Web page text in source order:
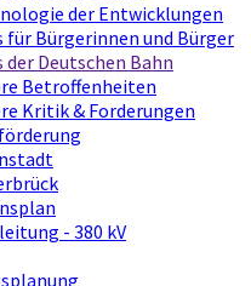
der Entwicklungen
für Bürgerinnen und Bürger
der Deutschen Bahn
Betroffenheiten
Kritik & Forderungen
- 380 kV